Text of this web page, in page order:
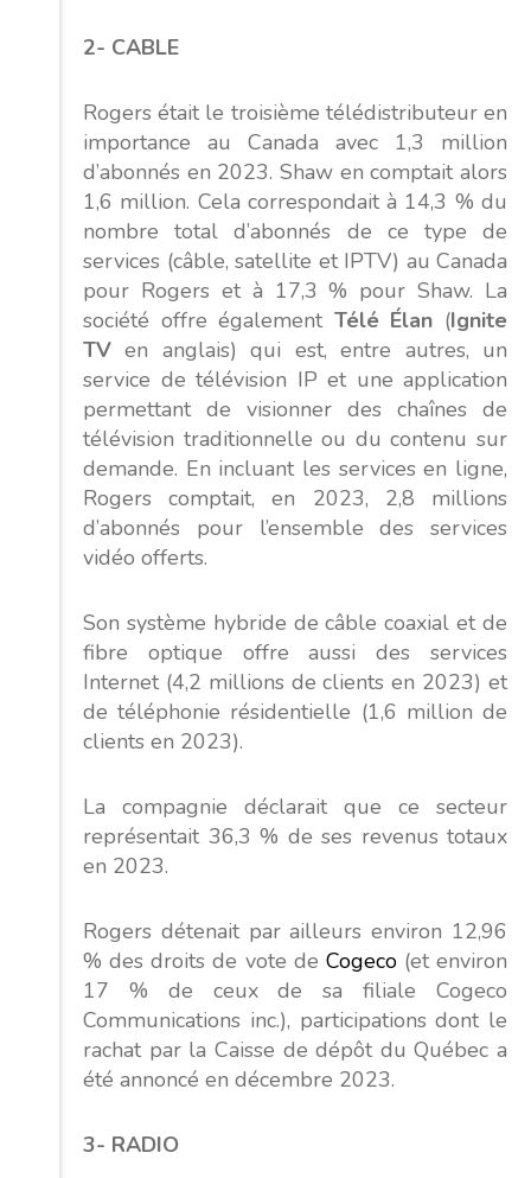
2- CABLE
Rogers était le troisième télédistributeur en
importance au Canada avec 1,3 million
d’abonnés en 2023. Shaw en comptait alors
1,6 million. Cela correspondait à 14,3 % du
nombre total d’abonnés de ce type de
services (câble, satellite et IPTV) au Canada
pour Rogers et à 17,3 % pour Shaw. La
société offre également Télé Élan (Ignite
TV en anglais) qui est, entre autres, un
service de télévision IP et une application
permettant de visionner des chaînes de
télévision traditionnelle ou du contenu sur
demande. En incluant les services en ligne,
Rogers comptait, en 2023, 2,8 millions
d’abonnés pour l’ensemble des services
vidéo offerts.
Son système hybride de câble coaxial et de
fibre optique offre aussi des services
Internet (4,2 millions de clients en 2023) et
de téléphonie résidentielle (1,6 million de
clients en 2023).
La compagnie déclarait que ce secteur
représentait 36,3 % de ses revenus totaux
en 2023.
Rogers détenait par ailleurs environ 12,96
% des droits de vote de Cogeco(et environ
17 % de ceux de sa filiale Cogeco
Communications inc.), participations dont le
rachat par la Caisse de dépôt du Québec a
été annoncé en décembre 2023.
3- RADIO